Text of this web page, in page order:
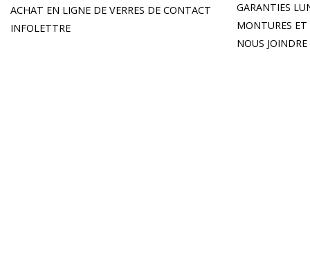
ACHAT EN LIGNE DE VERRES DE CONTACT
INFOLETTRE
GARANTIES
MONTURES ET
NOUS JOINDRE